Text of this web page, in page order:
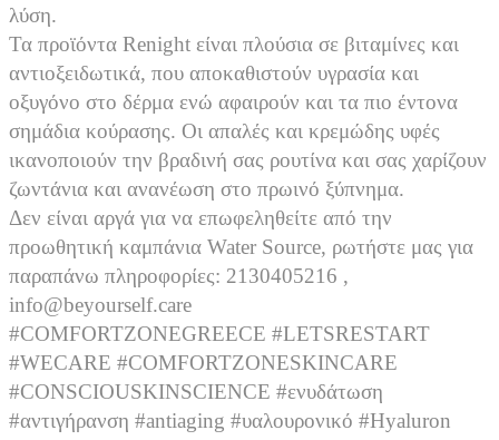
λύση.
Τα προϊόντα Renight είναι πλούσια σε βιταμίνες και
αντιοξειδωτικά, που αποκαθιστούν υγρασία και
οξυγόνο στο δέρμα ενώ αφαιρούν και τα πιο έντονα
σημάδια κούρασης. Οι απαλές και κρεμώδης υφές
ικανοποιούν την βραδινή σας ρουτίνα και σας χαρίζουν
ζωντάνια και ανανέωση στο πρωινό ξύπνημα.
Δεν είναι αργά για να επωφεληθείτε από την
προωθητική καμπάνια Water Source, ρωτήστε μας για
παραπάνω πληροφορίες: 2130405216 ,
info@beyourself.care
#COMFORTZONEGREECE #LETSRESTART
#WECARE #COMFORTZONESKINCARE
#CONSCIOUSKINSCIENCE #ενυδάτωση
#αντιγήρανση #antiaging #υαλουρονικό #Hyaluron